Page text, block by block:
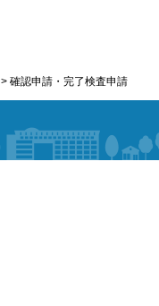
> 確認申請・完了検査申請